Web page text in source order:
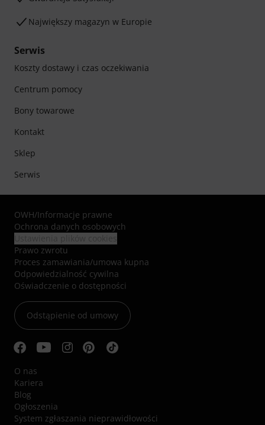
Największy magazyn w Europie
Serwis
Koszty dostawy i czas oczekiwania
Centrum pomocy
Bony towarowe
Kontakt
Sklep
Serwis
OWH/Informacje prawne
Ochrona danych osobowych
Prawo zwrotu
Proces zamawiania/umowa kupna
Odpowiedzialność cywilna
Oświadczenie o dostępności
Odstąpienie od umowy
O nas
Kariera
Blog
Ogłoszenia
System zgłaszania nieprawidłowości